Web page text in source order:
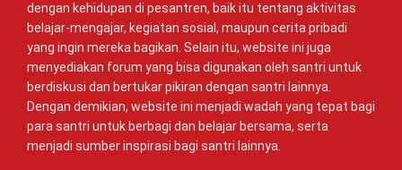
dengan kehidupan di pesantren, baik itu tentang aktivitas
belajar-mengajar, kegiatan sosial, maupun cerita pribadi
yang ingin mereka bagikan. Selain itu, website ini juga
menyediakan forum yang bisa digunakan oleh santri untuk
berdiskusi dan bertukar pikiran dengan santri lainnya.
Dengan demikian, website ini menjadi wadah yang tepat bagi
para santri untuk berbagi dan belajar bersama, serta
menjadi sumber inspirasi bagi santri lainnya.